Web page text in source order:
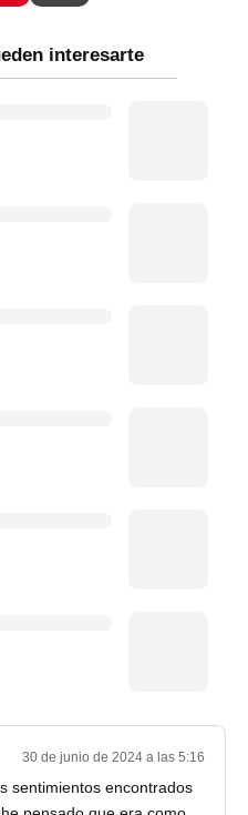
interesarte
30 de junio de 2024 a las 5:16
sentimientos encontrados